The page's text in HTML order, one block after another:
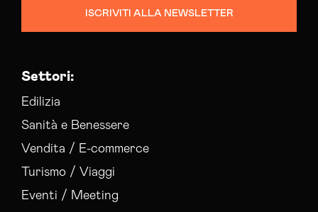
ISCRIVITI ALLA NEWSLETTER
Settori:
Edilizia
Sanità e Benessere
Vendita / E-commerce
Turismo / Viaggi
Eventi / Meeting